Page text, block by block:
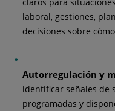
laboral, gestiones,
decisiones sobre
Autorregulación y
identificar señales de
programadas y